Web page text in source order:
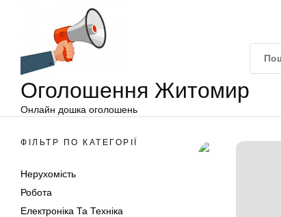
Оголошення Житомир
Онлайн дошка оголошень
ФІЛЬТР ПО КАТЕГОРІЇ
Нерухомість
Робота
Електроніка Та Техніка